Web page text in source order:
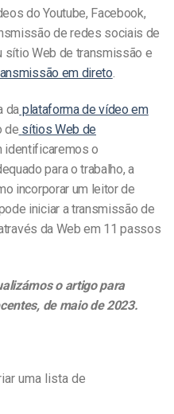
do Youtube, Facebook,
de redes sociais de
sítio Web de transmissão e
em direto.
da plataforma de vídeo em
de sítios Web de
identificaremos o
para o trabalho, a
incorporar um leitor de
iniciar a transmissão de
da Web em 11 passos
o artigo para
de maio de 2023.
uma lista de